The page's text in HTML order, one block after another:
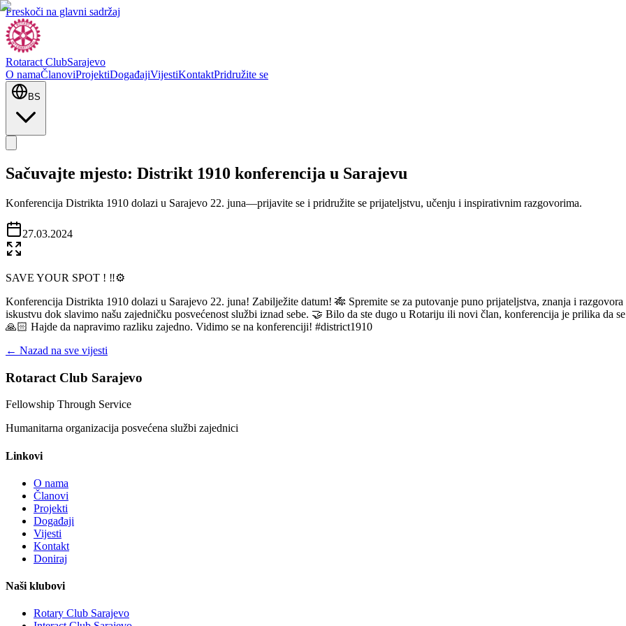
Preskoči na glavni sadržaj
Rotaract ClubSarajevo
O namaČlanoviProjektiDogađajiVijestiKontaktPridružite se
BS
Sačuvajte mjesto: Distrikt 1910 konferencija u Sarajevu
Konferencija Distrikta 1910 dolazi u Sarajevo 22. juna—prijavite se i pridružite se prijateljstvu, učenju i inspirativnim razgovorima.
27.03.2024
SAVE YOUR SPOT ! ‼️⚙️
Konferencija Distrikta 1910 dolazi u Sarajevo 22. juna! Zabilježite datum! 🎋 Spremite se za putovanje puno prijateljstva, znanja i
iskustvu dok slavimo našu zajedničku posvećenost službi iznad sebe. 🤝 Bilo da ste dugo u Rotariju ili novi član, konferencija je prilika da
🙏🏻 Hajde da napravimo razliku zajedno. Vidimo se na konferenciji! #district1910
← Nazad na sve vijesti
Rotaract Club Sarajevo
Fellowship Through Service
Humanitarna organizacija posvećena službi zajednici
Linkovi
O nama
Članovi
Projekti
Događaji
Vijesti
Kontakt
Doniraj
Naši klubovi
Rotary Club Sarajevo